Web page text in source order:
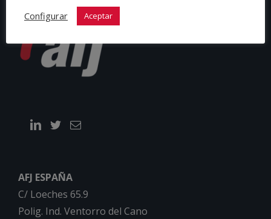
AFJ ESPAÑA
C/ Loeches 65.9
Polig. Ind. Ventorro del Cano
Configurar
Aceptar